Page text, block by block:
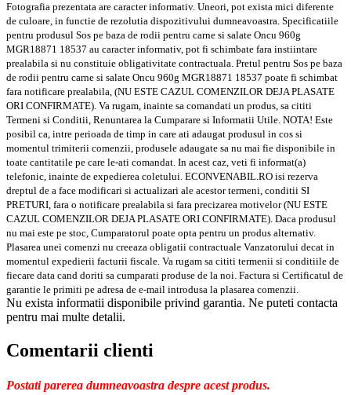
Fotografia prezentata are caracter informativ. Uneori, pot exista mici diferente
de culoare, in functie de rezolutia dispozitivului dumneavoastra. Specificatiile
pentru produsul Sos pe baza de rodii pentru carne si salate Oncu 960g
MGR18871 18537 au caracter informativ, pot fi schimbate fara instiintare
prealabila si nu constituie obligativitate contractuala. Pretul pentru Sos pe baza
de rodii pentru carne si salate Oncu 960g MGR18871 18537 poate fi schimbat
fara notificare prealabila, (NU ESTE CAZUL COMENZILOR DEJA PLASATE
ORI CONFIRMATE). Va rugam, inainte sa comandati un produs, sa cititi
Termeni si Conditii, Renuntarea la Cumparare si Informatii Utile. NOTA! Este
posibil ca, intre perioada de timp in care ati adaugat produsul in cos si
momentul trimiterii comenzii, produsele adaugate sa nu mai fie disponibile in
toate cantitatile pe care le-ati comandat. In acest caz, veti fi informat(a)
telefonic, inainte de expedierea coletului. ECONVENABIL.RO isi rezerva
dreptul de a face modificari si actualizari ale acestor termeni, conditii SI
PRETURI, fara o notificare prealabila si fara precizarea motivelor (NU ESTE
CAZUL COMENZILOR DEJA PLASATE ORI CONFIRMATE). Daca produsul
nu mai este pe stoc, Cumparatorul poate opta pentru un produs alternativ.
Plasarea unei comenzi nu creeaza obligatii contractuale Vanzatorului decat in
momentul expedierii facturii fiscale. Va rugam sa cititi termenii si conditiile de
fiecare data cand doriti sa cumparati produse de la noi. Factura si Certificatul de
garantie le primiti pe adresa de e-mail introdusa la plasarea comenzii.
Nu exista informatii disponibile privind garantia. Ne puteti contacta
pentru mai multe detalii.
Comentarii clienti
Postati parerea dumneavoastra despre acest produs.